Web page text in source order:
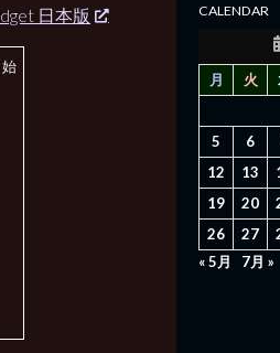
日本版 CALENDAR
月
火
5
6
12
13
19
20
26
27
« 5月
7月 »